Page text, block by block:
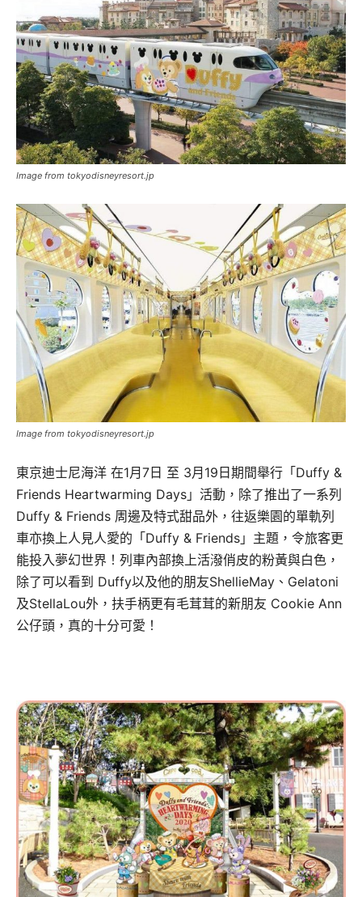
Image from tokyodisneyresort.jp
Image from tokyodisneyresort.jp
東京迪士尼海洋 在1月7日 至 3月19日期間舉行「Duffy &
Friends Heartwarming Days」活動，除了推出了一系列
Duffy & Friends 周邊及特式甜品外，往返樂園的單軌列
車亦換上人見人愛的「Duffy & Friends」主題，令旅客更
能投入夢幻世界！列車內部換上活潑俏皮的粉黃與白色，
除了可以看到 Duffy以及他的朋友ShellieMay、Gelatoni
及StellaLou外，扶手柄更有毛茸茸的新朋友 Cookie Ann
公仔頭，真的十分可愛！